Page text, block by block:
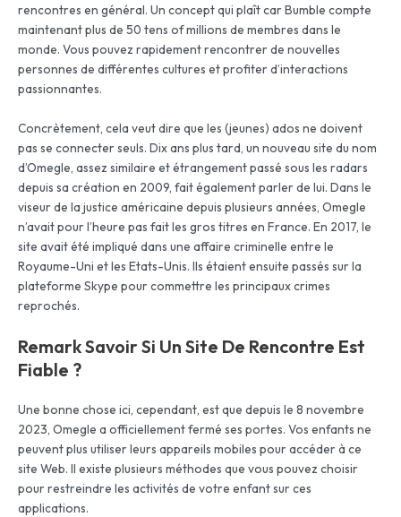
rencontres en général. Un concept qui plaît car Bumble compte
maintenant plus de 50 tens of millions de membres dans le
monde. Vous pouvez rapidement rencontrer de nouvelles
personnes de différentes cultures et profiter d’interactions
passionnantes.
Concrètement, cela veut dire que les (jeunes) ados ne doivent
pas se connecter seuls. Dix ans plus tard, un nouveau site du nom
d’Omegle, assez similaire et étrangement passé sous les radars
depuis sa création en 2009, fait également parler de lui. Dans le
viseur de la justice américaine depuis plusieurs années, Omegle
n’avait pour l’heure pas fait les gros titres en France. En 2017, le
site avait été impliqué dans une affaire criminelle entre le
Royaume-Uni et les Etats-Unis. Ils étaient ensuite passés sur la
plateforme Skype pour commettre les principaux crimes
reprochés.
Remark Savoir Si Un Site De Rencontre Est
Fiable ?
Une bonne chose ici, cependant, est que depuis le 8 novembre
2023, Omegle a officiellement fermé ses portes. Vos enfants ne
peuvent plus utiliser leurs appareils mobiles pour accéder à ce
site Web. Il existe plusieurs méthodes que vous pouvez choisir
pour restreindre les activités de votre enfant sur ces
applications.